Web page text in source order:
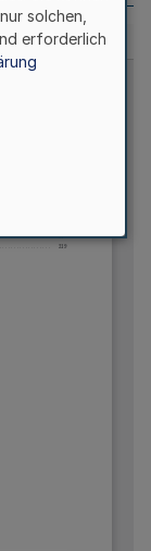
solchen,
erforderlich